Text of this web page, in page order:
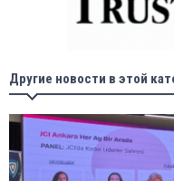
Другие новости в этой